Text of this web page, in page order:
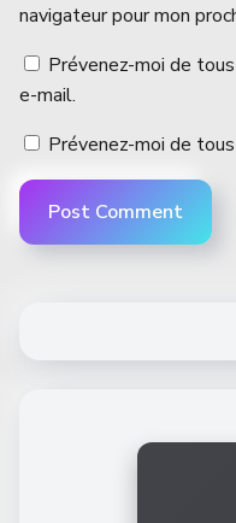
navigateur pour mon
Prévenez-moi de
e-mail.
Prévenez-moi de